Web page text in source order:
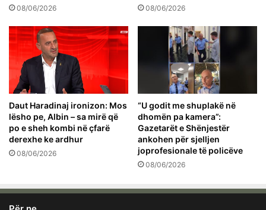
08/06/2026 08/06/2026
Daut Haradinaj ironizon: Mos
lësho pe, Albin – sa mirë që
po e sheh kombi në çfarë
derexhe ke ardhur
08/06/2026
“U godit me shuplakë në
dhomën pa kamera”:
Gazetarët e Shënjestër
ankohen për sjelljen
joprofesionale të policëve
08/06/2026